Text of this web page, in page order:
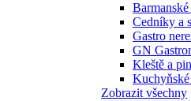
Cedníky a
Gastro
GN
Kleště a
Zobrazit všechny